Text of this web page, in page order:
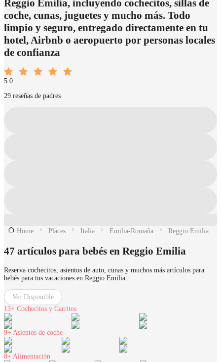
Reggio Emilia, incluyendo cochecitos, sillas de
coche, cunas, juguetes y mucho más. Todo
limpio y seguro, entregado directamente en tu
hotel, Airbnb o aeropuerto por personas locales
de confianza
5.0
29 reseñas de padres
Home Places Italia Emilia-Romaña Reggio Emilia
47 artículos para bebés en Reggio Emilia
Reserva cochecitos, asientos de auto, cunas y muchos más artículos para
bebés para tus vacaciones en Reggio Emilia.
Ver Disponible
13+ Cochecitos y Carritos
9+ Asientos de coche
8+ Alimentación